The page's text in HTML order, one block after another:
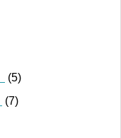
(5)
(7)